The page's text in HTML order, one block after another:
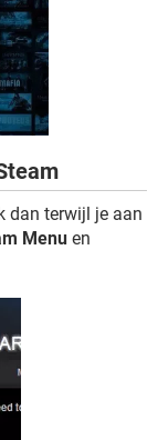
dan terwijl je aan
Menu en